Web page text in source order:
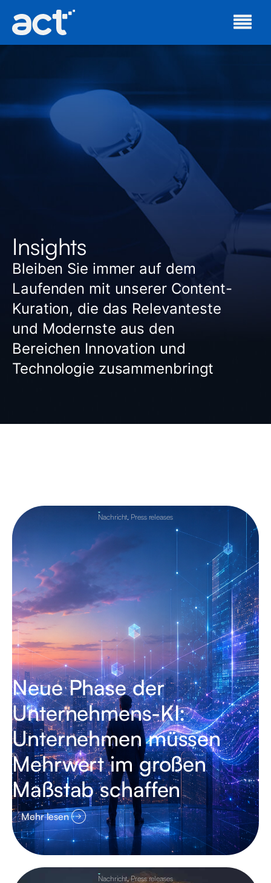
Insights
Bleiben Sie immer auf dem
Laufenden mit unserer Content-
Kuration, die das Relevanteste
und Modernste aus den
Bereichen Innovation und
Technologie zusammenbringt
Nachricht, Press releases
Neue Phase der
Unternehmens-KI:
Unternehmen müssen
Mehrwert im großen
Maßstab schaffen
Mehr lesen
Nachricht,Press releases